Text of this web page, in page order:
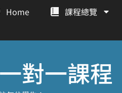
Home 課程總覽
對一課程